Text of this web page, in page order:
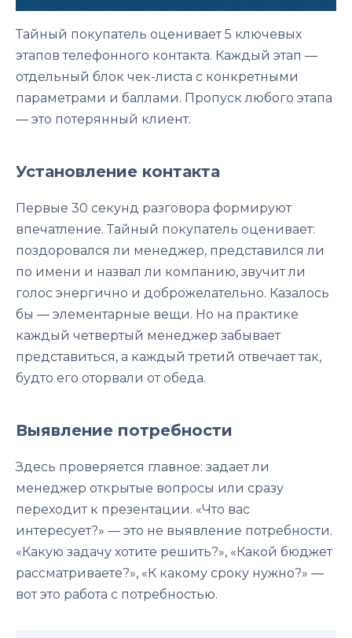
Тайный покупатель оценивает 5 ключевых
этапов телефонного контакта. Каждый этап —
отдельный блок чек-листа с конкретными
параметрами и баллами. Пропуск любого этапа
— это потерянный клиент.
Установление контакта
Первые 30 секунд разговора формируют
впечатление. Тайный покупатель оценивает:
поздоровался ли менеджер, представился ли
по имени и назвал ли компанию, звучит ли
голос энергично и доброжелательно. Казалось
бы — элементарные вещи. Но на практике
каждый четвертый менеджер забывает
представиться, а каждый третий отвечает так,
будто его оторвали от обеда.
Выявление потребности
Здесь проверяется главное: задает ли
менеджер открытые вопросы или сразу
переходит к презентации. «Что вас
интересует?» — это не выявление потребности.
«Какую задачу хотите решить?», «Какой бюджет
рассматриваете?», «К какому сроку нужно?» —
вот это работа с потребностью.